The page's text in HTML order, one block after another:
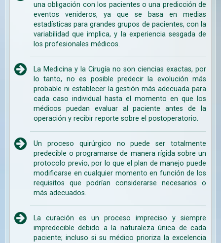
una obligación con los pacientes o una predicción de
eventos venideros, ya que se basa en medias
estadísticas para grandes grupos de pacientes, con la
variabilidad que implica, y la experiencia sesgada de
los profesionales médicos.
La Medicina y la Cirugía no son ciencias exactas, por
lo tanto, no es posible predecir la evolución más
probable ni establecer la gestión más adecuada para
cada caso individual hasta el momento en que los
médicos puedan evaluar al paciente antes de la
operación y recibir reporte sobre el postoperatorio.
Un proceso quirúrgico no puede ser totalmente
predecible o programarse de manera rígida sobre un
protocolo previo, por lo que el plan de manejo puede
modificarse en cualquier momento en función de los
requisitos que podrían considerarse necesarios o
más adecuados.
La curación es un proceso impreciso y siempre
impredecible debido a la naturaleza única de cada
paciente; incluso si su médico prioriza la excelencia